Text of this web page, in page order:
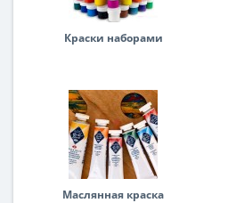
Краски наборами
Маслянная краска